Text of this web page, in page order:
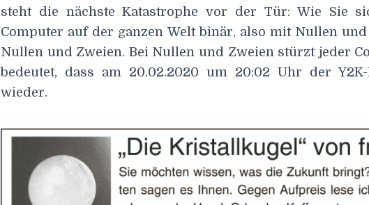
steht die nächste Katastrophe vor der Tür: Wie Sie
Computer auf der ganzen Welt binär, also mit Nullen
Nullen und Zweien. Bei Nullen und Zweien stürzt jeder
bedeutet, dass am 20.02.2020 um 20:02 Uhr der Y2K-
wieder.